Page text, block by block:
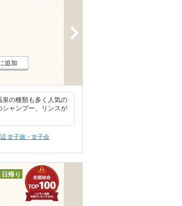
追加
の種類も多く人気の
ャンプー、リンスが
女子旅・女子会
日帰り